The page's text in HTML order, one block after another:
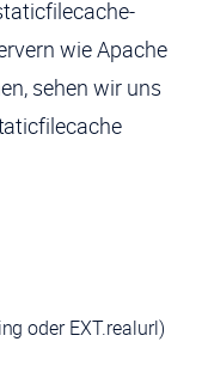
wie Apache
sehen wir uns
oder EXT.realurl)